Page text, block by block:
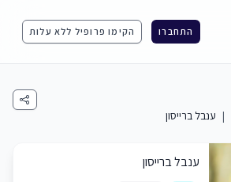
התחברו הקימו פרופיל ללא עלות
| ענבל ברייסון
ענבל ברייסון